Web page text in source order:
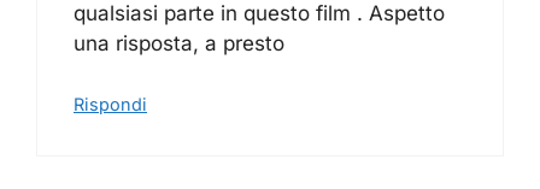
qualsiasi parte in questo film . Aspetto
una risposta, a presto
Rispondi